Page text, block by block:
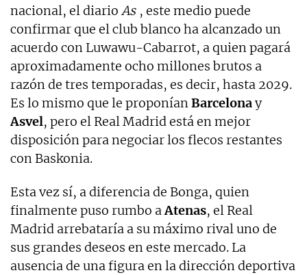
nacional, el diario As , este medio puede
confirmar que el club blanco ha alcanzado un
acuerdo con Luwawu-Cabarrot, a quien pagará
aproximadamente ocho millones brutos a
razón de tres temporadas, es decir, hasta 2029.
Es lo mismo que le proponíanBarcelonay
Asvel, pero el Real Madrid está en mejor
disposición para negociar los flecos restantes
con Baskonia.
Esta vez sí, a diferencia de Bonga, quien
finalmente puso rumbo aAtenas, el Real
Madrid arrebataría a su máximo rival uno de
sus grandes deseos en este mercado. La
ausencia de una figura en la dirección deportiva